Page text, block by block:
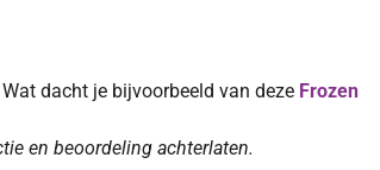
dacht je bijvoorbeeld van deze Frozen
en beoordeling achterlaten.